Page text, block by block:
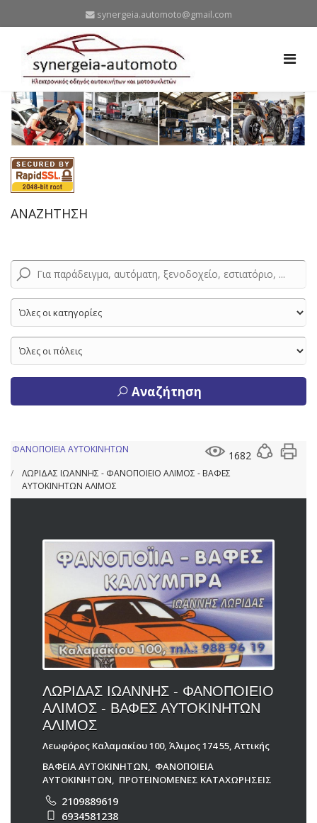
synergeia.automoto@gmail.com
ΑΝΑΖΗΤΗΣΗ
Αναζήτηση
1682
ΦΑΝΟΠΟΙΕΙΑ ΑΥΤΟΚΙΝΗΤΩΝ
ΛΩΡΙΔΑΣ ΙΩΑΝΝΗΣ - ΦΑΝΟΠΟΙΕΙΟ ΑΛΙΜΟΣ - ΒΑΦΕΣ
ΑΥΤΟΚΙΝΗΤΩΝ ΑΛΙΜΟΣ
ΛΩΡΙΔΑΣ ΙΩΑΝΝΗΣ - ΦΑΝΟΠΟΙΕΙΟ
ΑΛΙΜΟΣ - ΒΑΦΕΣ ΑΥΤΟΚΙΝΗΤΩΝ
ΑΛΙΜΟΣ
Λεωφόρος Καλαμακίου 100, Άλιμος 174 55, Αττικής
ΒΑΦΕΙΑ ΑΥΤΟΚΙΝΗΤΩΝ, ΦΑΝΟΠΟΙΕΙΑ
ΑΥΤΟΚΙΝΗΤΩΝ, ΠΡΟΤΕΙΝΟΜΕΝΕΣ ΚΑΤΑΧΩΡΗΣΕΙΣ
2109889619
6934581238